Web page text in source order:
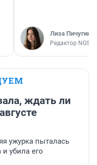
Лиза Пичугина
Редактор
ждать ли
ужурка пыталась
убила его